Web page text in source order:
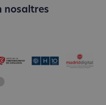
nosaltres
Slide
Two